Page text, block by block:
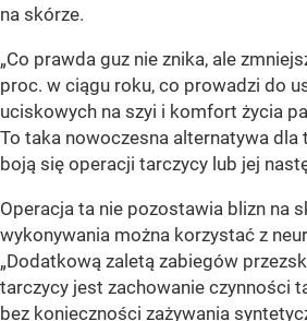
na skórze.
„Co prawda guz nie znika, ale
proc. w ciągu roku, co prowadzi do
uciskowych na szyi i komfort życia
To taka nowoczesna alternatywa dla
boją się operacji tarczycy lub jej
Operacja ta nie pozostawia blizn na
wykonywania można korzystać z
„Dodatkową zaletą zabiegów
tarczycy jest zachowanie czynności
bez konieczności zażywania